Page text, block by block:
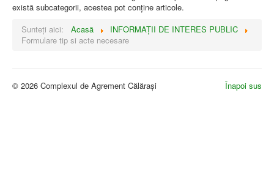
DESPRE COMPLEXUL DE AGREMENT
INFORMAŢII DE INTERES PUBLIC
există subcategorii, acestea pot conține articole.
Sunteți aici:
Acasă
INFORMAŢII DE INTERES PUBLIC
Formulare tip si acte necesare
Înapoi sus
© 2026 Complexul de Agrement Călărași